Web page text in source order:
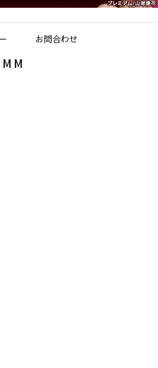
お問合わせ